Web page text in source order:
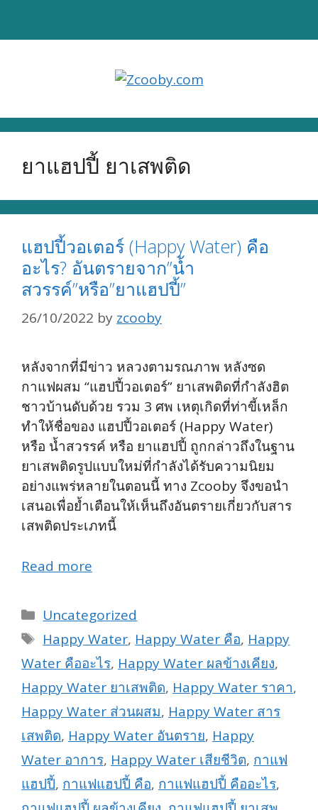
ยาแฮปปี้ ยาเสพติด
แฮปปี้วอเตอร์ (Happy Water) คือ
อะไร? อันตรายจาก”น้ำ
สวรรค์”หรือ”ยาแฮปปี้”
26/10/2022 by zcooby
หลังจากที่มีข่าว หลวงตามรณภาพ หลังซด
กาแฟผสม “แฮปปี้วอเตอร์” ยาเสพติดที่กำลังฮิต
ชาวบ้านดับด้วย รวม 3 ศพ เหตุเกิดที่ท่าขี้เหล็ก
ทำให้ชื่อของ แฮปปี้วอเตอร์ (Happy Water)
หรือ น้ำสวรรค์ หรือ ยาแฮปปี้ ถูกกล่าวถึงในฐาน
ยาเสพติดรูปแบบใหม่ที่กำลังได้รับความนิยม
อย่างแพร่หลายในตอนนี้ ทาง Zcooby จึงขอนำ
เสนอเพื่อย้ำเตือนให้เห็นถึงอันตรายเกี่ยวกับสาร
เสพติดประเภทนี้
Read more
Categories
Uncategorized
Tags
Happy Water, Happy Water คือ, Happy
Water คืออะไร, Happy Water ผลข้างเคียง,
Happy Water ยาเสพติด, Happy Water ราคา,
Happy Water ส่วนผสม, Happy Water สาร
เสพติด, Happy Water อันตราย, Happy
Water อาการ, Happy Water เสียชีวิต, กาแฟ
แฮปปี้, กาแฟแฮปปี้ คือ, กาแฟแฮปปี้ คืออะไร,